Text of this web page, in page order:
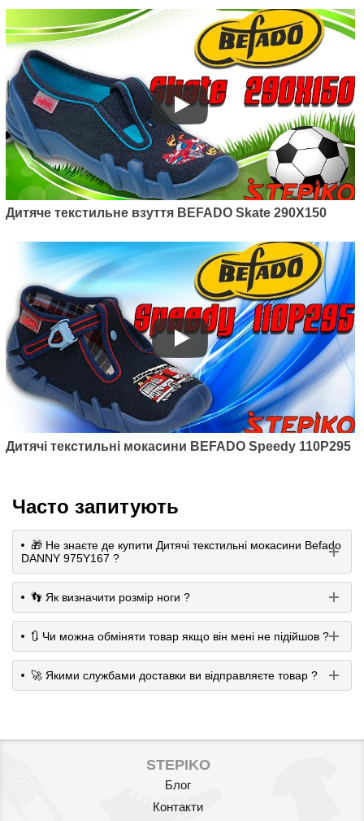
Дитяче текстильне взуття BEFADO Skate 290X150
Дитячі текстильні мокасини BEFADO Speedy 110P295
Часто запитують
🎁 Не знаєте де купити Дитячі текстильні мокасини Befado
DANNY 975Y167 ?
👣 Як визначити розмір ноги ?
🔃 Чи можна обміняти товар якщо він мені не підійшов ?
🚀 Якими службами доставки ви відправляєте товар ?
STEPIKO
Блог
Контакти